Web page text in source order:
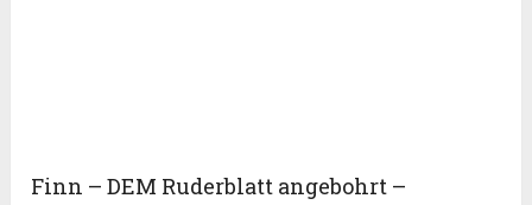
Finn – DEM Ruderblatt angebohrt –